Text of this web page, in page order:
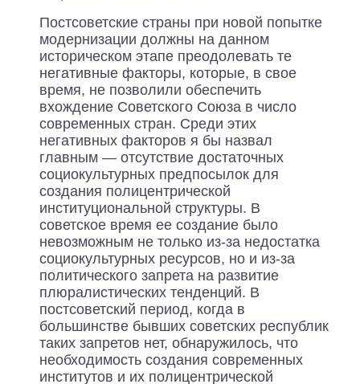
Постсоветские страны при новой попытке
модернизации должны на данном
историческом этапе преодолевать те
негативные факторы, которые, в свое
время, не позволили обеспечить
вхождение Советского Союза в число
современных стран. Среди этих
негативных факторов я бы назвал
главным — отсутствие достаточных
социокультурных предпосылок для
создания полицентрической
институциональной структуры. В
советское время ее создание было
невозможным не только из-за недостатка
социокультурных ресурсов, но и из-за
политического запрета на развитие
плюралистических тенденций. В
постсоветский период, когда в
большинстве бывших советских республик
таких запретов нет, обнаружилось, что
необходимость создания современных
институтов и их полицентрической